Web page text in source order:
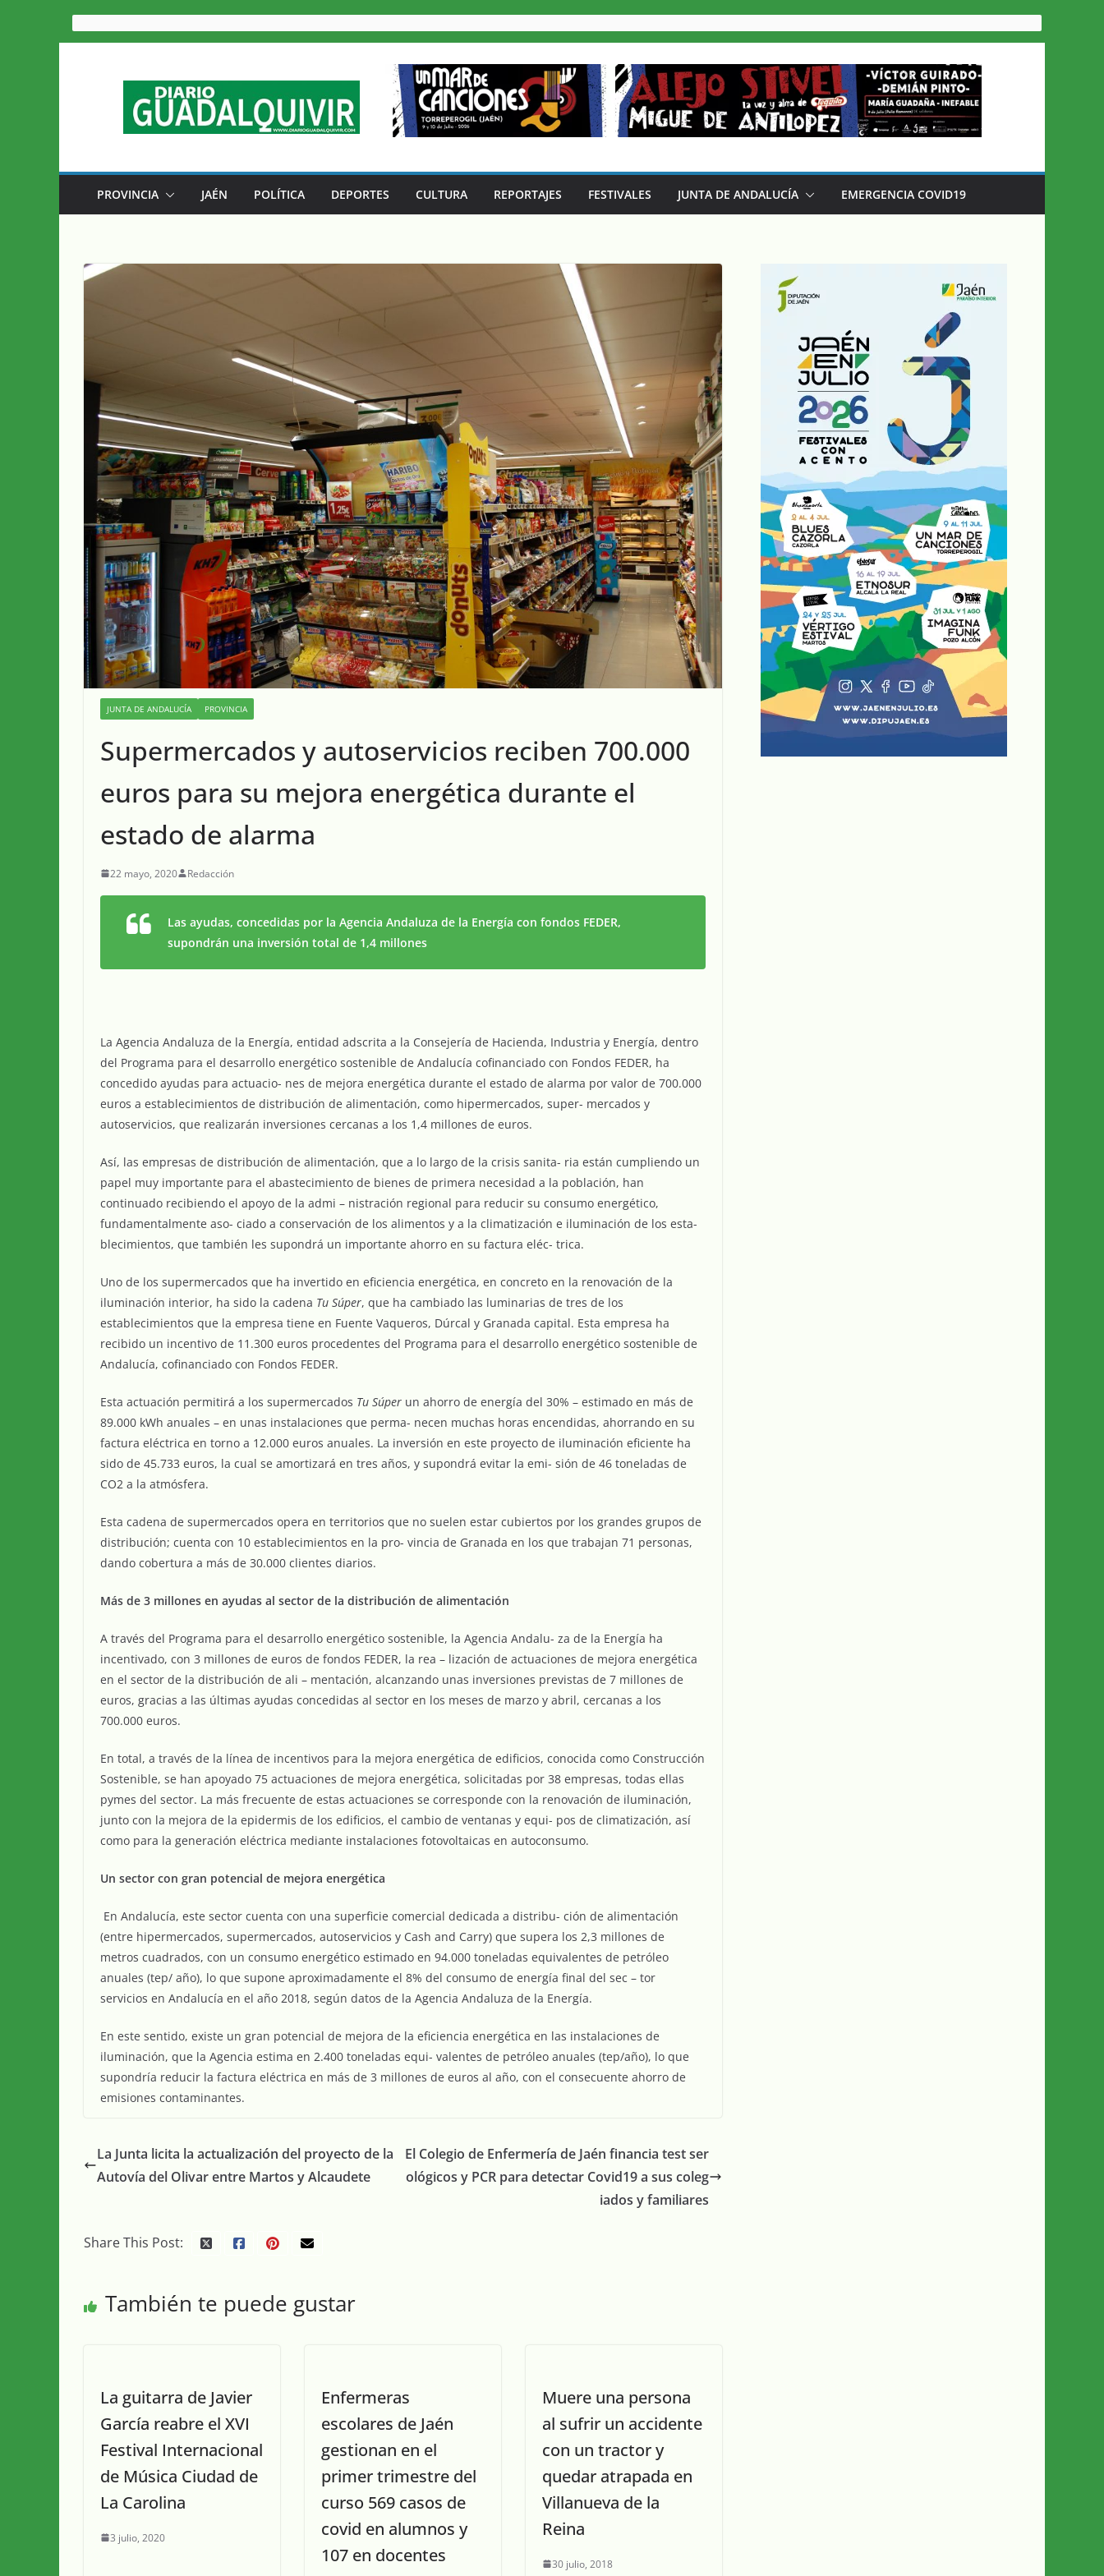
Saltar
al
PROVINCIA JAÉN POLÍTICA DEPORTES CULTURA REPORTAJES FESTIVALES JUNTA DE ANDALUCÍA EMERGENCIA COVID19
JUNTA DE ANDALUCÍA PROVINCIA
Supermercados y autoservicios reciben 700.000
euros para su mejora energética durante el
estado de alarma
22 mayo, 2020 Redacción
Las ayudas, concedidas por la Agencia Andaluza de la Energía con fondos FEDER,
supondrán una inversión total de 1,4 millones
La Agencia Andaluza de la Energía, entidad adscrita a la Consejería de Hacienda, Industria y Energía, dentro
del Programa para el desarrollo energético sostenible de Andalucía cofinanciado con Fondos FEDER, ha
concedido ayudas para actuacio- nes de mejora energética durante el estado de alarma por valor de 700.000
euros a establecimientos de distribución de alimentación, como hipermercados, super- mercados y
autoservicios, que realizarán inversiones cercanas a los 1,4 millones de euros.
Así, las empresas de distribución de alimentación, que a lo largo de la crisis sanita- ria están cumpliendo un
papel muy importante para el abastecimiento de bienes de primera necesidad a la población, han
continuado recibiendo el apoyo de la admi – nistración regional para reducir su consumo energético,
fundamentalmente aso- ciado a conservación de los alimentos y a la climatización e iluminación de los esta-
blecimientos, que también les supondrá un importante ahorro en su factura eléc- trica.
Uno de los supermercados que ha invertido en eficiencia energética, en concreto en la renovación de la
iluminación interior, ha sido la cadena Tu Súper, que ha cambiado las luminarias de tres de los
establecimientos que la empresa tiene en Fuente Vaqueros, Dúrcal y Granada capital. Esta empresa ha
recibido un incentivo de 11.300 euros procedentes del Programa para el desarrollo energético sostenible de
Andalucía, cofinanciado con Fondos FEDER.
Esta actuación permitirá a los supermercados Tu Súper un ahorro de energía del 30% – estimado en más de
89.000 kWh anuales – en unas instalaciones que perma- necen muchas horas encendidas, ahorrando en su
factura eléctrica en torno a 12.000 euros anuales. La inversión en este proyecto de iluminación eficiente ha
sido de 45.733 euros, la cual se amortizará en tres años, y supondrá evitar la emi- sión de 46 toneladas de
CO2 a la atmósfera.
Esta cadena de supermercados opera en territorios que no suelen estar cubiertos por los grandes grupos de
distribución; cuenta con 10 establecimientos en la pro- vincia de Granada en los que trabajan 71 personas,
dando cobertura a más de 30.000 clientes diarios.
Más de 3 millones en ayudas al sector de la distribución de alimentación
A través del Programa para el desarrollo energético sostenible, la Agencia Andalu- za de la Energía ha
incentivado, con 3 millones de euros de fondos FEDER, la rea – lización de actuaciones de mejora energética
en el sector de la distribución de ali – mentación, alcanzando unas inversiones previstas de 7 millones de
euros, gracias a las últimas ayudas concedidas al sector en los meses de marzo y abril, cercanas a los
700.000 euros.
En total, a través de la línea de incentivos para la mejora energética de edificios, conocida como Construcción
Sostenible, se han apoyado 75 actuaciones de mejora energética, solicitadas por 38 empresas, todas ellas
pymes del sector. La más frecuente de estas actuaciones se corresponde con la renovación de iluminación,
junto con la mejora de la epidermis de los edificios, el cambio de ventanas y equi- pos de climatización, así
como para la generación eléctrica mediante instalaciones fotovoltaicas en autoconsumo.
Un sector con gran potencial de mejora energética
En Andalucía, este sector cuenta con una superficie comercial dedicada a distribu- ción de alimentación
(entre hipermercados, supermercados, autoservicios y Cash and Carry) que supera los 2,3 millones de
metros cuadrados, con un consumo energético estimado en 94.000 toneladas equivalentes de petróleo
anuales (tep/ año), lo que supone aproximadamente el 8% del consumo de energía final del sec – tor
servicios en Andalucía en el año 2018, según datos de la Agencia Andaluza de la Energía.
En este sentido, existe un gran potencial de mejora de la eficiencia energética en las instalaciones de
iluminación, que la Agencia estima en 2.400 toneladas equi- valentes de petróleo anuales (tep/año), lo que
supondría reducir la factura eléctrica en más de 3 millones de euros al año, con el consecuente ahorro de
emisiones contaminantes.
La Junta licita la actualización del proyecto de la
Autovía del Olivar entre Martos y Alcaudete
El Colegio de Enfermería de Jaén financia test ser
ológicos y PCR para detectar Covid19 a sus coleg
iados y familiares
Share This Post:
También te puede gustar
La guitarra de Javier
García reabre el XVI
Festival Internacional
de Música Ciudad de
La Carolina
3 julio, 2020
Enfermeras
escolares de Jaén
gestionan en el
primer trimestre del
curso 569 casos de
covid en alumnos y
107 en docentes
Muere una persona
al sufrir un accidente
con un tractor y
quedar atrapada en
Villanueva de la
Reina
30 julio, 2018